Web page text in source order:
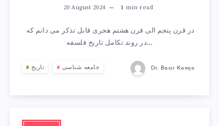
20 August 2024 1 min read
در روند تکامل تاریخ فلسفه…
تاریخ جامعه شناسی Dr. Basir Komjo